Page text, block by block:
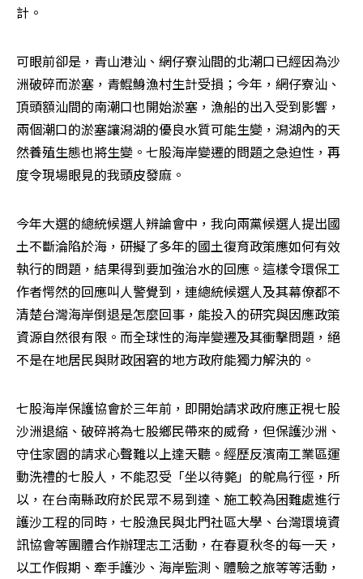
計。
可眼前卻是，青山港汕、網仔寮汕間的北潮口已經因為沙
洲破碎而淤塞，青鯤鯓漁村生計受損；今年，網仔寮汕、
頂頭額汕間的南潮口也開始淤塞，漁船的出入受到影響，
兩個潮口的淤塞讓潟湖的優良水質可能生變，潟湖內的天
然養殖生態也將生變。七股海岸變遷的問題之急迫性，再
度令現場眼見的我頭皮發麻。
今年大選的總統候選人辨論會中，我向兩黨候選人提出國
土不斷淪陷於海，研擬了多年的國土復育政策應如何有效
執行的問題，結果得到要加強治水的回應。這樣令環保工
作者愕然的回應叫人警覺到，連總統候選人及其幕僚都不
清楚台灣海岸倒退是怎麼回事，能投入的研究與因應政策
資源自然很有限。而全球性的海岸變遷及其衝擊問題，絕
不是在地居民與財政困窘的地方政府能獨力解決的。
七股海岸保護協會於三年前，即開始請求政府應正視七股
沙洲退縮、破碎將為七股鄉民帶來的威脅，但保護沙洲、
守住家園的請求心聲難以上達天聽。經歷反濱南工業區運
動洗禮的七股人，不能忍受「坐以待斃」的鴕鳥行徑，所
以，在台南縣政府於民眾不易到達、施工較為困難處進行
護沙工程的同時，七股漁民與北門社區大學、台灣環境資
訊協會等團體合作辦理志工活動，在春夏秋冬的每一天，
以工作假期、牽手護沙、海岸監測、體驗之旅等等活動，